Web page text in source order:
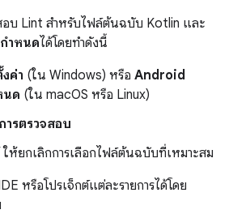
อบ Lint สำหรับไฟล์ต้นฉบับ Kotlin และ
ำหนดได้โดยทำดังนี้
ค่า (ใน Windows) หรือ Android
นด (ใน macOS หรือ Linux)
ารตรวจสอบ
ให้ยกเลิกการเลือกไฟล์ต้นฉบับที่เหมาะสม
หรือโปรเจ็กต์แต่ละรายการได้โดย